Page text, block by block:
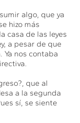
algo, que ya
hizo más
casa de las leyes
a pesar de que
Ya nos contaba
que al
a la segunda
sí, se siente